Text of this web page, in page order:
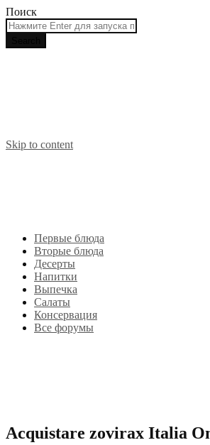
Поиск
Skip to content
Первые блюда
Вторые блюда
Десерты
Напитки
Выпечка
Салаты
Консервация
Все форумы
Acquistare zovirax Italia